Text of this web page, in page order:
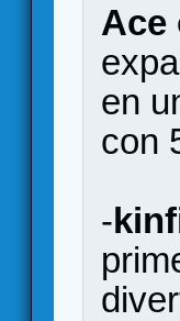
Ace
en
con
-